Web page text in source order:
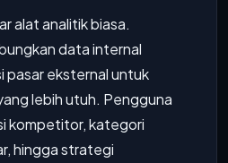
alat analitik biasa.
data internal
pasar eksternal untuk
lebih utuh. Pengguna
kompetitor, kategori
hingga strategi